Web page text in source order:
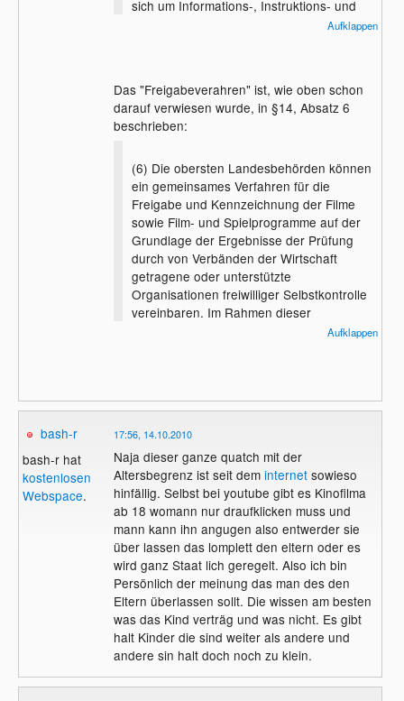
sich um Informations-, Instruktions- und
Lehrfilme handelt, die vom Anbieter mit
(2) Abweichend von Absatz 1 darf die
Anwesenheit bei öffentlichen
Filmveranstaltungen mit
freigegeben und gekennzeichnet sind,
auch Kindern ab sechs Jahren gestattet
werden, wenn sie von einer
personensorgeberechtigten Person
begleitet sind.
(3) Unbeschadet der Voraussetzungen des
Absatzes 1 darf die Anwesenheit bei
öffentlichen Filmveranstaltungen nur mit
1. Kindern unter sechs Jahren,
Vorführung nach 20
3. Jugendlichen unter 16 Jahren, wenn die
Vorführung nach 22 Uhr beendet ist,
4. Jugendlichen ab 16 Jahren, wenn die
Vorführung nach 24 Uhr beendet ist.
(4) Die Absätze 1 bis 3 gelten für die
öffentliche Vorführung von Filmen
unabhängig von der Art der Aufzeichnung
und Wiedergabe. Sie gelten auch für
Werbevorspanne und Beiprogramme. Sie
gelten nicht für Filme, die zu
nichtgewerblichen Zwecken hergestellt
werden, solange die Filme nicht gewerblich
genutzt werden.
Aufklappen
Das "Freigabeverahren" ist, wie oben schon
darauf verwiesen wurde, in §14, Absatz 6
beschrieben:
(6) Die obersten Landesbehörden können
ein gemeinsames Verfahren für die
Freigabe und Kennzeichnung der Filme
sowie Film- und Spielprogramme auf der
Grundlage der Ergebnisse der Prüfung
durch von Verbänden der Wirtschaft
getragene oder unterstützte
Organisationen freiwilliger Selbstkontrolle
vereinbaren. Im Rahmen dieser
Vereinbarung kann bestimmt werden, dass
Kennzeichnungen der obersten
nicht eine oberste Landesbehörde für
ihren Bereich eine abweichende
Entscheidung trifft.
Aufklappen
bash-r
bash-r hat
kostenlosen
Webspace.
17:56, 14.10.2010
Naja dieser ganze quatch mit der
Altersbegrenz ist seit dem internetsowieso
hinfällig. Selbst bei youtube gibt es Kinofilma
ab 18 womann nur draufklicken muss und
mann kann ihn angugen also entwerder sie
über lassen das lomplett den eltern oder es
wird ganz Staat lich geregelt. Also ich bin
Persönlich der meinung das man des den
Eltern überlassen sollt. Die wissen am besten
was das Kind verträg und was nicht. Es gibt
halt Kinder die sind weiter als andere und
andere sin halt doch noch zu klein.